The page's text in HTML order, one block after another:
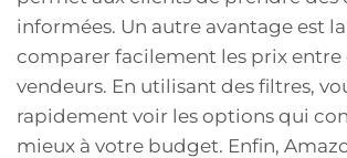
informées. Un autre avantage est
comparer facilement les prix
vendeurs. En utilisant des filtres,
rapidement voir les options qui
mieux à votre budget. Enfin,